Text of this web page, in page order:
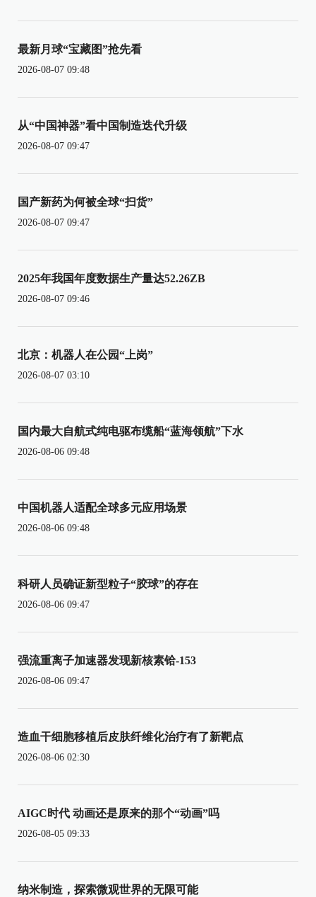
最新月球“宝藏图”抢先看
2026-08-07 09:48
从“中国神器”看中国制造迭代升级
2026-08-07 09:47
国产新药为何被全球“扫货”
2026-08-07 09:47
2025年我国年度数据生产量达52.26ZB
2026-08-07 09:46
北京：机器人在公园“上岗”
2026-08-07 03:10
国内最大自航式纯电驱布缆船“蓝海领航”下水
2026-08-06 09:48
中国机器人适配全球多元应用场景
2026-08-06 09:48
科研人员确证新型粒子“胶球”的存在
2026-08-06 09:47
强流重离子加速器发现新核素铪-153
2026-08-06 09:47
造血干细胞移植后皮肤纤维化治疗有了新靶点
2026-08-06 02:30
AIGC时代 动画还是原来的那个“动画”吗
2026-08-05 09:33
纳米制造，探索微观世界的无限可能